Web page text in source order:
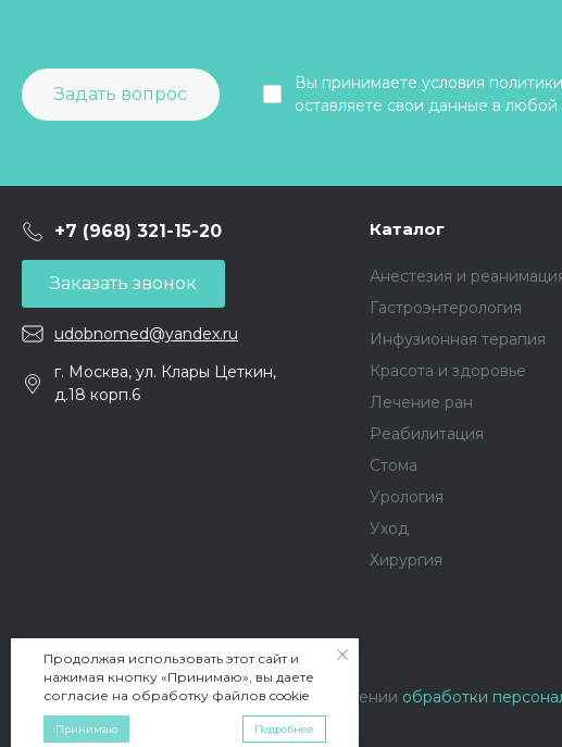
Задать вопрос
Вы принимаете условия
оставляете свои данные в
+7 (968) 321-15-20
Заказать звонок
udobnomed@yandex.ru
г. Москва, ул. Клары Цеткин,
д.18 корп.6
Каталог
Анестезия и
Гастроэнтерология
Инфузионная терапия
Красота и здоровье
Лечение ран
Реабилитация
Стома
Урология
Уход
Хирургия
© 2026 Удобномед, Все права защищены
Вы принимаете условия политики в отношении обработки
обратной связи на сайте
Продолжая использовать этот сайт и
нажимая кнопку «Принимаю», вы даете
согласие на обработку файлов cookie
Принимаю Подробнее